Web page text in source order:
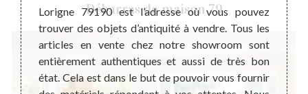
Débarras de maison 79
La
par
Lorigne 79190 est l’adresse où vous pouvez
trouver des objets d’antiquité à vendre. Tous les
articles en vente chez notre showroom sont
entièrement authentiques et aussi de très bon
état. Cela est dans le but de pouvoir vous fournir
coût
de
objet